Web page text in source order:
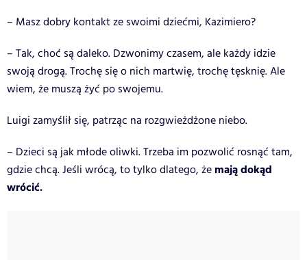
– Masz dobry kontakt ze swoimi dziećmi, Kazimiero?
– Tak, choć są daleko. Dzwonimy czasem, ale każdy idzie
swoją drogą. Trochę się o nich martwię, trochę tęsknię. Ale
wiem, że muszą żyć po swojemu.
Luigi zamyślił się, patrząc na rozgwieżdżone niebo.
– Dzieci są jak młode oliwki. Trzeba im pozwolić rosnąć tam,
gdzie chcą. Jeśli wrócą, to tylko dlatego, że mają dokąd
wrócić.